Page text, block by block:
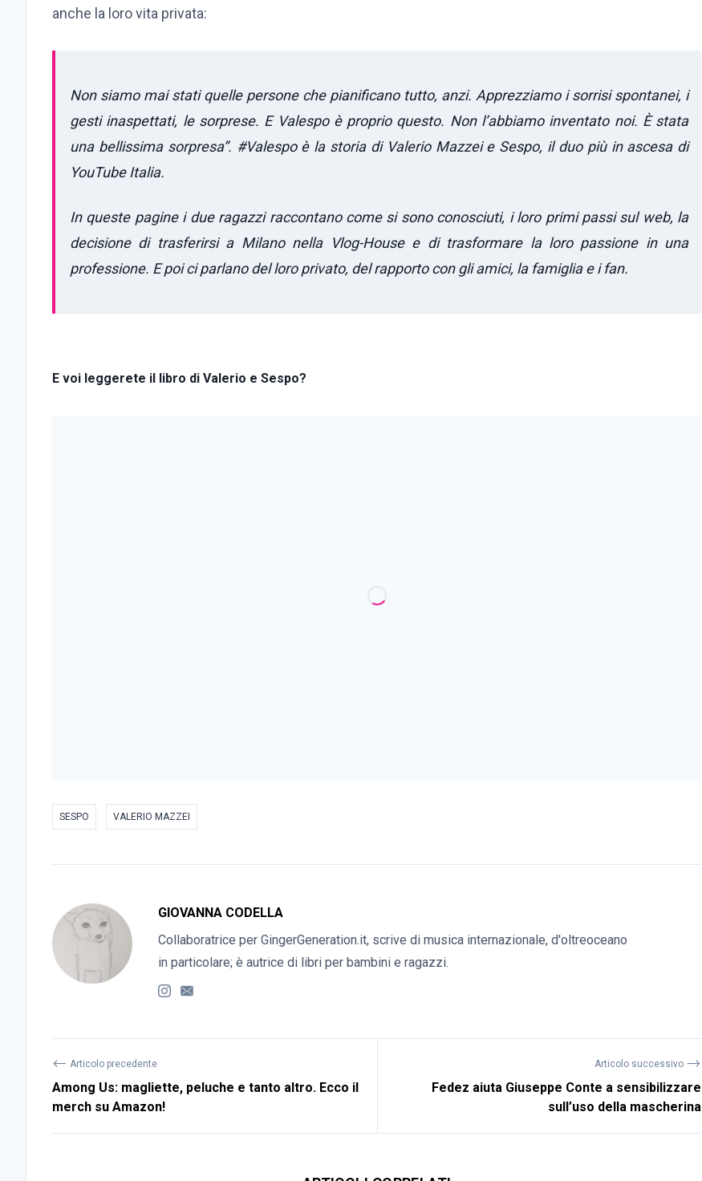
anche la loro vita privata:
Non siamo mai stati quelle persone che pianificano tutto, anzi. Apprezziamo i sorrisi spontanei, i
gesti inaspettati, le sorprese. E Valespo è proprio questo. Non l’abbiamo inventato noi. È stata
una bellissima sorpresa”. #Valespo è la storia di Valerio Mazzei e Sespo, il duo più in ascesa di
YouTube Italia.
In queste pagine i due ragazzi raccontano come si sono conosciuti, i loro primi passi sul web, la
decisione di trasferirsi a Milano nella Vlog-House e di trasformare la loro passione in una
professione. E poi ci parlano del loro privato, del rapporto con gli amici, la famiglia e i fan.
E voi leggerete il libro di Valerio e Sespo?
SESPO VALERIO MAZZEI
GIOVANNA CODELLA
Collaboratrice per GingerGeneration.it, scrive di musica internazionale, d'oltreoceano
in particolare; è autrice di libri per bambini e ragazzi.
⟵ Articolo precedente
Among Us: magliette, peluche e tanto altro. Ecco il
merch su Amazon!
Articolo successivo ⟶
Fedez aiuta Giuseppe Conte a sensibilizzare
sull’uso della mascherina